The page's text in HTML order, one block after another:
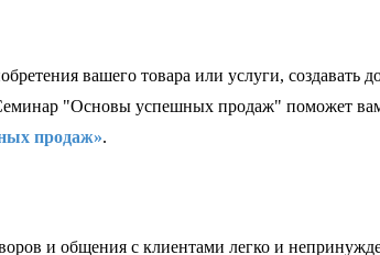
вашего товара или услуги,
"Основы успешных продаж" поможет
продаж».
и общения с клиентами легко и